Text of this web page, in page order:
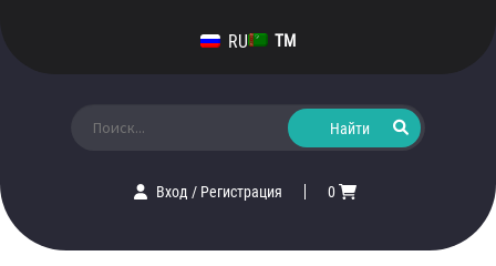
RU TM
Вход/ Регистрация 0